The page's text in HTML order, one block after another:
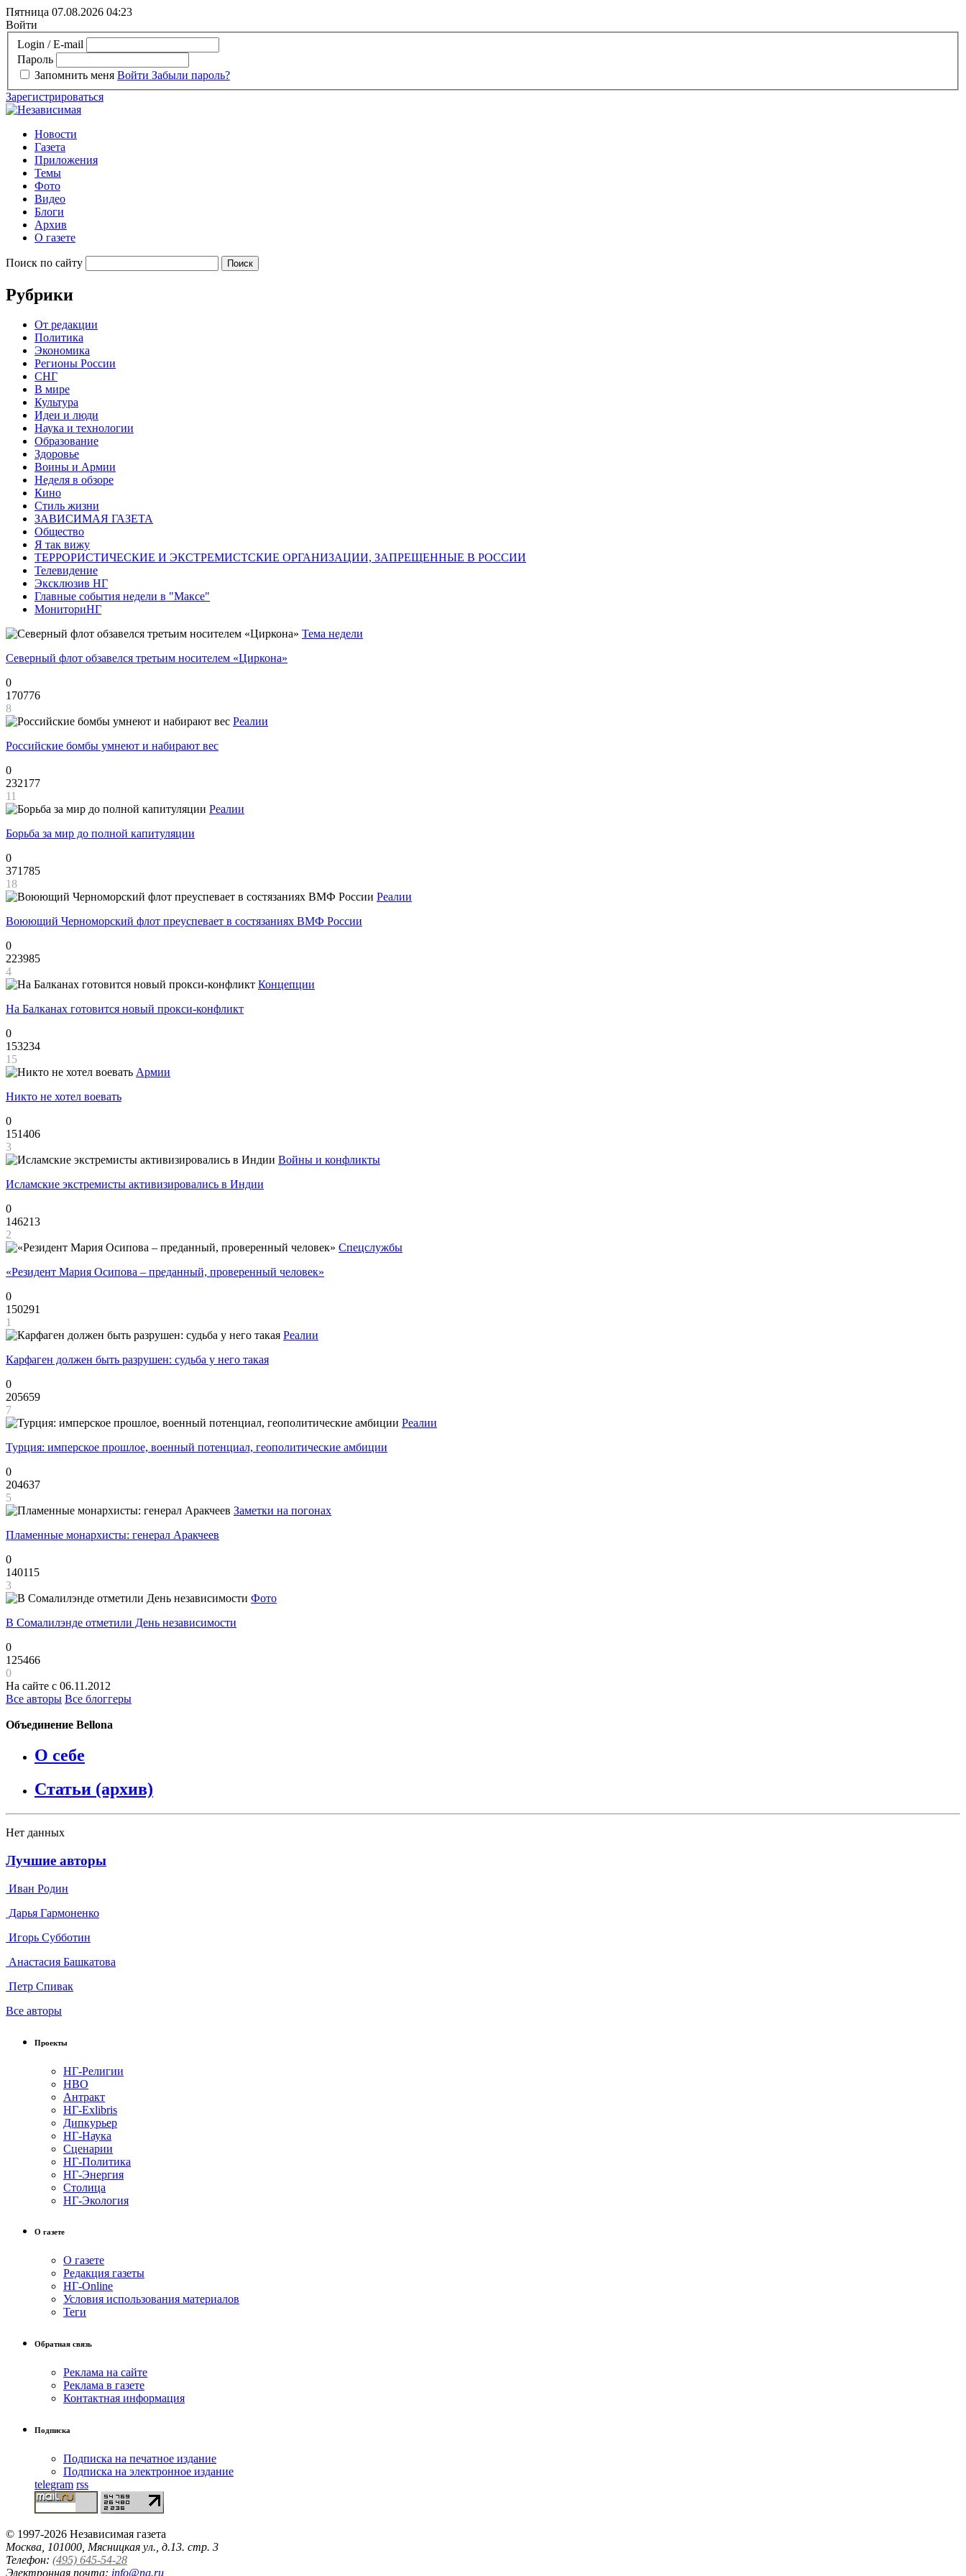
Пятница 07.08.2026 04:23
Войти
Login / E-mail
Пароль
Запомнить меня Войти Забыли пароль?
Зарегистрироваться
Новости
Газета
Приложения
Темы
Фото
Видео
Блоги
Архив
О газете
Поиск по сайту
Рубрики
От редакции
Политика
Экономика
Регионы России
СНГ
В мире
Культура
Идеи и люди
Наука и технологии
Образование
Здоровье
Воины и Армии
Неделя в обзоре
Кино
Стиль жизни
ЗАВИСИМАЯ ГАЗЕТА
Общество
Я так вижу
ТЕРРОРИСТИЧЕСКИЕ И ЭКСТРЕМИСТСКИЕ ОРГАНИЗАЦИИ, ЗАПРЕЩЕННЫЕ В РОССИИ
Телевидение
Эксклюзив НГ
Главные события недели в "Максе"
МониториНГ
Тема недели
Северный флот обзавелся третьим носителем «Циркона»
0
170776
8
Реалии
Российские бомбы умнеют и набирают вес
0
232177
11
Реалии
Борьба за мир до полной капитуляции
0
371785
18
Реалии
Воюющий Черноморский флот преуспевает в состязаниях ВМФ России
0
223985
4
Концепции
На Балканах готовится новый прокси-конфликт
0
153234
15
Армии
Никто не хотел воевать
0
151406
3
Войны и конфликты
Исламские экстремисты активизировались в Индии
0
146213
2
Спецслужбы
«Резидент Мария Осипова – преданный, проверенный человек»
0
150291
1
Реалии
Карфаген должен быть разрушен: судьба у него такая
0
205659
7
Реалии
Турция: имперское прошлое, военный потенциал, геополитические амбиции
0
204637
5
Заметки на погонах
Пламенные монархисты: генерал Аракчеев
0
140115
3
Фото
В Сомалилэнде отметили День независимости
0
125466
0
На сайте с 06.11.2012
Все авторы Все блоггеры
Объединение Bellona
О себе
Статьи (архив)
Нет данных
Лучшие авторы
Иван Родин
Дарья Гармоненко
Игорь Субботин
Анастасия Башкатова
Петр Спивак
Все авторы
Проекты
НГ-Религии
НВО
Антракт
НГ-Exlibris
Дипкурьер
НГ-Наука
Сценарии
НГ-Политика
НГ-Энергия
Столица
НГ-Экология
О газете
О газете
Редакция газеты
НГ-Online
Условия использования материалов
Теги
Обратная связь
Реклама на сайте
Реклама в газете
Контактная информация
Подписка
Подписка на печатное издание
Подписка на электронное издание
telegram rss
© 1997-2026 Независимая газета
Москва, 101000, Мясницкая ул., д.13. стр. 3
Телефон: (495) 645-54-28
Электронная почта: info@ng.ru